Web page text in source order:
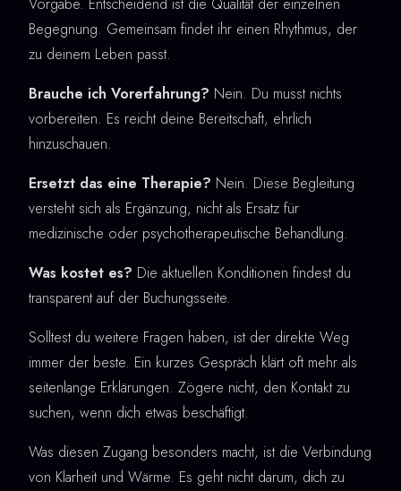
Vorgabe. Entscheidend ist die Qualität der einzelnen
Begegnung. Gemeinsam findet ihr einen Rhythmus, der
zu deinem Leben passt.
Brauche ich Vorerfahrung? Nein. Du musst nichts
vorbereiten. Es reicht deine Bereitschaft, ehrlich
hinzuschauen.
Ersetzt das eine Therapie? Nein. Diese Begleitung
versteht sich als Ergänzung, nicht als Ersatz für
medizinische oder psychotherapeutische Behandlung.
Was kostet es? Die aktuellen Konditionen findest du
transparent auf der Buchungsseite.
Solltest du weitere Fragen haben, ist der direkte Weg
immer der beste. Ein kurzes Gespräch klärt oft mehr als
seitenlange Erklärungen. Zögere nicht, den Kontakt zu
suchen, wenn dich etwas beschäftigt.
Was diesen Zugang besonders macht, ist die Verbindung
von Klarheit und Wärme. Es geht nicht darum, dich zu